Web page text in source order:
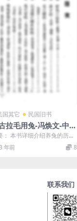
国其它 民国旧书
拉毛用兔-冯焕文-中国
学社
： 本书详细介绍养兔的历史
及养兔管理方法和兔毛的功
截图： 服务说明...
年前 8
联系我们